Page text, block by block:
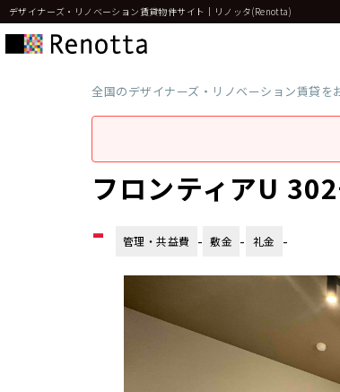
デザイナーズ・リノベーション賃貸物件サイト｜リノッタ(Renotta)
全国のデザイナーズ・リノベーション賃貸を
フロンティアU
- 管理・共益費 - 敷金 - 礼金 -